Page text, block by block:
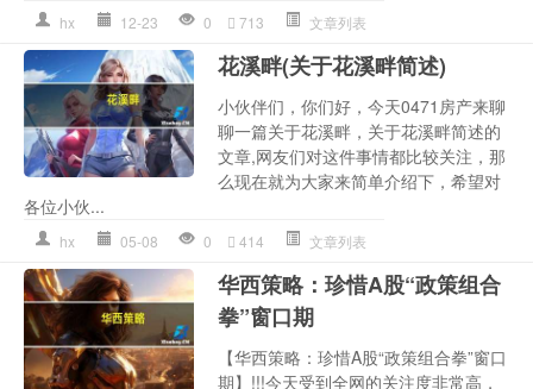
hx 12-23 0 713 文章列表
花溪畔(关于花溪畔简述)
小伙伴们，你们好，今天0471房产来聊
聊一篇关于花溪畔，关于花溪畔简述的
文章,网友们对这件事情都比较关注，那
么现在就为大家来简单介绍下，希望对
各位小伙...
hx 05-08 0 414 文章列表
华西策略：珍惜A股“政策组合
拳”窗口期
【华西策略：珍惜A股“政策组合拳”窗口
期】!!!今天受到全网的关注度非常高，